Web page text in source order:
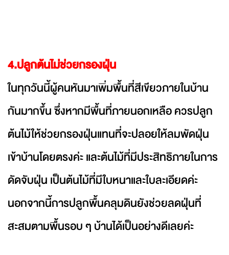
4.ปลูกต้นไม่ช่วยกรองฝุ่น
ในทุกวันนี้ผู้คนหันมาเพิ่มพื้นที่สีเขียวภายในบ้าน
กันมากขึ้น ซึ่งหากมีพื้นที่ภายนอกเหลือ ควรปลูก
ต้นไม้ให้ช่วยกรองฝุ่นแทนที่จะปลอยให้ลมพัดฝุ่น
เข้าบ้านโดยตรงค่ะ และต้นไม้ที่มีประสิทธิภายในการ
ดัดจับฝุ่น เป็นต้นไม้ที่มีใบหนาและใบละเอียดค่ะ
นอกจากนี้การปลูกพื้นคลุมดินยังช่วยลดฝุ่นที่
สะสมตามพื้นรอบ ๆ บ้านได้เป็นอย่างดีเลยค่ะ